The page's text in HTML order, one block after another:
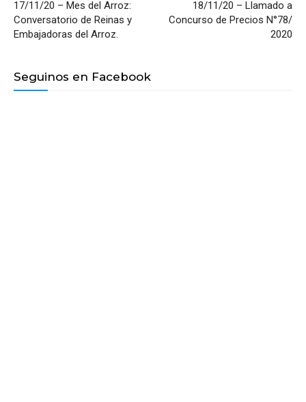
17/11/20 – Mes del Arroz:
Conversatorio de Reinas y
Embajadoras del Arroz.
18/11/20 – Llamado a
Concurso de Precios N°78/
2020
Seguinos en Facebook